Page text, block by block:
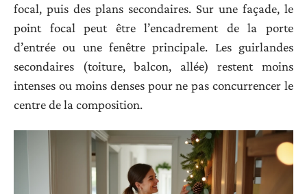
focal, puis des plans secondaires. Sur une façade, le
point focal peut être l’encadrement de la porte
d’entrée ou une fenêtre principale. Les guirlandes
secondaires (toiture, balcon, allée) restent moins
intenses ou moins denses pour ne pas concurrencer le
centre de la composition.